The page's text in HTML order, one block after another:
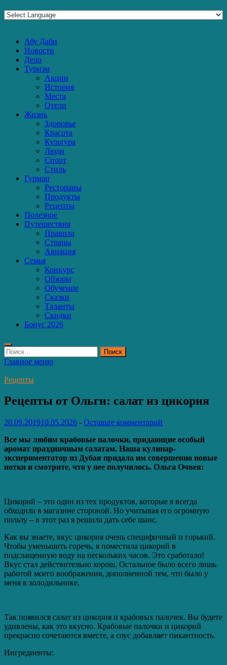
Абу Даби
Новости
Дело
Туризм
Акции
История
Места
Отели
Жизнь
Здоровье
Красота
Культура
Люди
Спорт
Стиль
Гурман
Рестораны
Продукты
Рецепты
Полезное
Путешествия
Правила
Страны
Авиация
Семья
Конкурс
Обзоры
Обучение
Сказки
Таланты
Скидки
Бонус 2026
Найти:
Главное меню
Рецепты
Рецепты от Ольги: салат из цикория
20.09.201910.05.2026 - Оставьте комментарий
Все мы любим крабовые палочки, придающие особый
аромат праздничным салатам. Наша кулинар-
экспериментатор из Дубая придала им совершенно новые
нотки и смотрите, что у нее получилось. Ольга Очвея:
Цикорий – это один из тех продуктов, которые я всегда
обходила в магазине стороной. Но учитывая его огромную
пользу – в этот раз я решила дать себе шанс.
Как вы знаете, вкус цикория очень специфичный и горький.
Чтобы уменьшить горечь, я поместила цикорий в
подслащенную воду на нескольких часов. Это сработало!
Вкус стал действительно хорош. Остальное было всего лишь
работой моего воображения, дополненной тем, что было у
меня в холодильнике.
Так появился салат из цикория и крабовых палочек. Вы будете
удивлены, как это вкусно. Крабовые палочки и цикорий
прекрасно сочетаются вместе, а соус добавляет пикантность.
Ингредиенты: